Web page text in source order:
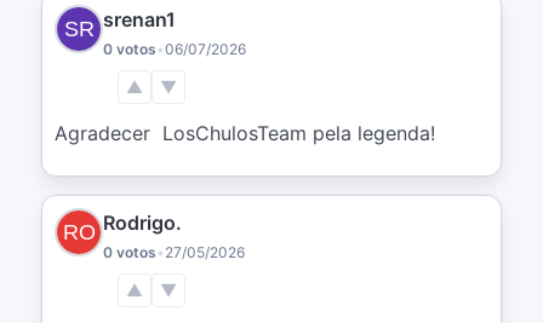
srenan1
0 votos •06/07/2026
▲ ▼
Agradecer  LosChulosTeam pela legenda!
Rodrigo.
0 votos • 27/05/2026
▲ ▼